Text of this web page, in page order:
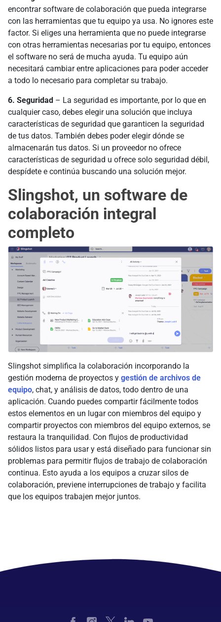
encontrar software de colaboración que pueda integrarse
con las herramientas que tu equipo ya usa. No ignores este
factor. Si eliges una herramienta que no puede integrarse
con otras herramientas necesarias por tu equipo, entonces
el software no será de mucha ayuda. Tu equipo aún
necesitará cambiar entre aplicaciones para poder acceder
a todo lo necesario para completar su trabajo.
6. Seguridad – La seguridad es importante, por lo que en
cualquier caso, debes elegir una solución que incluya
características de seguridad que garanticen la seguridad
de tus datos. También debes poder elegir dónde se
almacenarán tus datos. Si un proveedor no ofrece
características de seguridad u ofrece solo seguridad débil,
despídete e continúa buscando una solución mejor.
Slingshot, un software de
colaboración integral
completo
Slingshot simplifica la colaboración incorporando la
gestión moderna de proyectos y gestión de archivos de
equipo, chat, y análisis de datos, todo dentro de una
aplicación. Cuando puedes compartir fácilmente todos
estos elementos en un lugar con miembros del equipo y
compartir proyectos con miembros del equipo externos, se
restaura la tranquilidad. Con flujos de productividad
sólidos listos para usar y está diseñado para funcionar sin
problemas para permitir flujos de trabajo de colaboración
continua. Esto ayuda a los equipos a cruzar silos de
colaboración, previene interrupciones de trabajo y facilita
que los equipos trabajen mejor juntos.